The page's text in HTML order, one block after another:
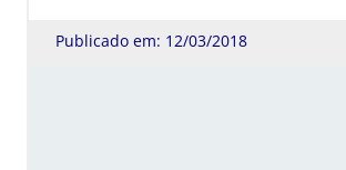
Publicado em: 12/03/2018